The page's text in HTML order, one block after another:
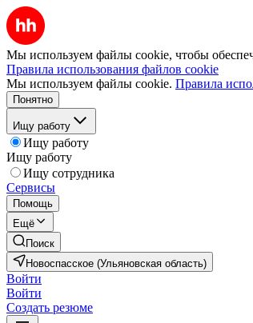
Мы используем файлы cookie, чтобы
Правила использования файлов cookie
Мы используем файлы cookie. Правила
Понятно
Ищу работу
Ищу работу
Ищу работу
Ищу сотрудника
Сервисы
Помощь
Ещё
Поиск
Новоспасское (Ульяновская область)
Войти
Войти
Создать резюме